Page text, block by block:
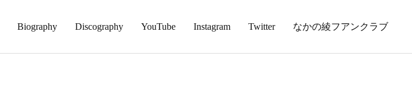
Biography Discography YouTube Instagram Twitter なかの綾フアンクラブ